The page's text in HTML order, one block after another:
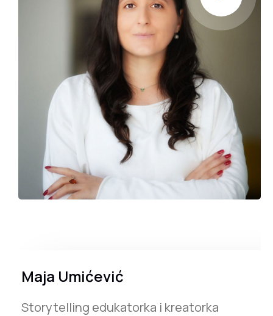
Maja Umićević
Storytelling edukatorka i kreatorka
Ivana Stojkov
Psihološkinja, klinički psiholog i edukator